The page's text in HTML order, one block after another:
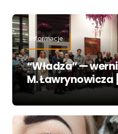
Informacje
“Władza” —
M.